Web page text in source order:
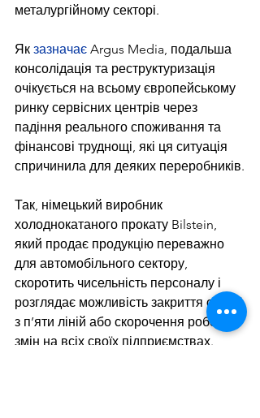
металургійному секторі.
Як зазначає Argus Media, подальша
консолідація та реструктуризація
очікується на всьому європейському
ринку сервісних центрів через
падіння реального споживання та
фінансові труднощі, які ця ситуація
спричинила для деяких переробників.
Так, німецький виробник
холоднокатаного прокату Bilstein,
який продає продукцію переважно
для автомобільного сектору,
скоротить чисельність персоналу і
розглядає можливість закриття однієї
з п’яти ліній або скорочення робочих
змін на всіх своїх підприємствах.